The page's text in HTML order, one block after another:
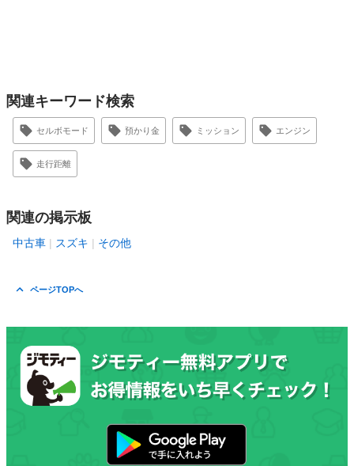
関連キーワード検索
セルボモード 預かり金 ミッション エンジン
走行距離
関連の掲示板
中古車 スズキ その他
ページTOPへ